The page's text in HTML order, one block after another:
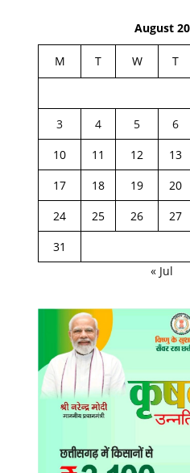
August
M T W T
3
4 5 6
10
11 12 13
17
18 19 20
24
25 26 27
31
« Jul